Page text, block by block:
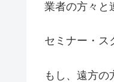
業者の方々と
セミナー・ス
もし、遠方